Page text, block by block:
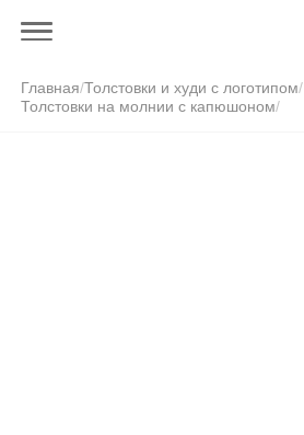
Главная/Толстовки и худи с логотипом/
Толстовки на молнии с капюшоном/